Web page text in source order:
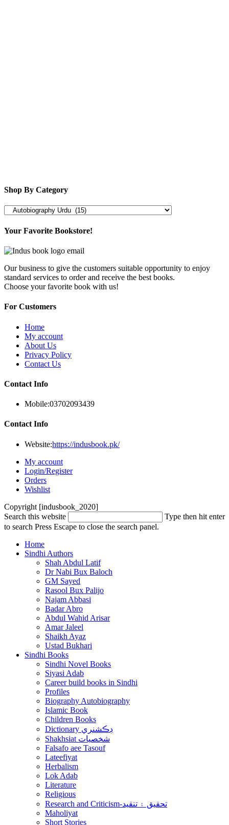
Shop By Category
Your Favorite Bookstore!
Our business to give the customers suitable opportunity to enjoy
standard services to order and receive the best books.
Choose your favorite book with us!
For Customers
Home
My account
About Us
Privacy Policy
Contact Us
Contact Info
Mobile:03702093439
Contact Info
Website:https://indusbook.pk/
My account
Login/Register
Orders
Wishlist
Copyright [indusbook_2020]
Search this website
Type then hit enter
to search Press Escape to close the search panel.
Home
Sindhi Authors
Shah Abdul Latif
Dr Nabi Bux Baloch
GM Sayed
Rasool Bux Palijo
Najam Abbasi
Badar Abro
Abdul Wahid Arisar
Amar Jaleel
Shaikh Ayaz
Ustad Bukhari
Sindhi Books
Sindhi Novel Books
Siyasi Adab
Career build books in Sindhi
Profiles
Biography Autobiography
Islamic Book
Children Books
Dictionary ڊڪشنري
Shakhsiat شخصيات
Falsafo aee Tasouf
Lateefiyat
Herbalism
Lok Adab
Literature
Religious
Research and Criticism-تحقيق ۽ تنقيد
Maholiyat
Short Stories